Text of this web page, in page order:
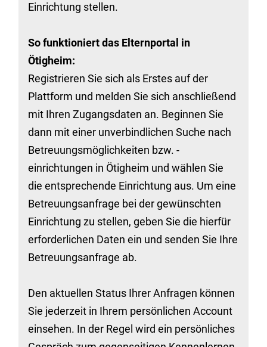
Einrichtung stellen.
So funktioniert das Elternportal in
Ötigheim:
Registrieren Sie sich als Erstes auf der
Plattform und melden Sie sich anschließend
mit Ihren Zugangsdaten an. Beginnen Sie
dann mit einer unverbindlichen Suche nach
Betreuungsmöglichkeiten bzw. -
einrichtungen in Ötigheim und wählen Sie
die entsprechende Einrichtung aus. Um eine
Betreuungsanfrage bei der gewünschten
Einrichtung zu stellen, geben Sie die hierfür
erforderlichen Daten ein und senden Sie Ihre
Betreuungsanfrage ab.
Den aktuellen Status Ihrer Anfragen können
Sie jederzeit in Ihrem persönlichen Account
einsehen. In der Regel wird ein persönliches